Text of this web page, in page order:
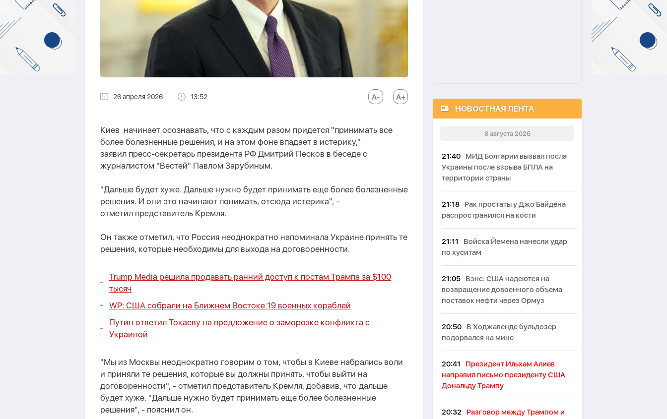
26 апреля 2026 13:52
Киев начинает осознавать, что с каждым разом придется "принимать все
более болезненные решения, и на этом фоне впадает в истерику,"
заявил пресс-секретарь президента РФ Дмитрий Песков в беседе с
журналистом "Вестей" Павлом Зарубиным.
"Дальше будет хуже. Дальше нужно будет принимать еще более болезненные
решения. И они это начинают понимать, отсюда истерика", -
отметил представитель Кремля.
Он также отметил, что Россия неоднократно напоминала Украине принять те
решения, которые необходимы для выхода на договоренности.
Trump Media решила продавать ранний доступ к постам Трампа за $100
тысяч
WP: США собрали на Ближнем Востоке 19 военных кораблей
Путин ответил Токаеву на предложение о заморозке конфликта с
Украиной
"Мы из Москвы неоднократно говорим о том, чтобы в Киеве набрались воли
и приняли те решения, которые вы должны принять, чтобы выйти на
договоренности", - отметил представитель Кремля, добавив, что дальше
будет хуже. "Дальше нужно будет принимать еще более болезненные
решения", - пояснил он.
НОВОСТНАЯ ЛЕНТА
8 августа 2026
21:40
МИД Болгарии вызвал посла
Украины после взрыва БПЛА на
территории страны
21:18
Рак простаты у Джо Байдена
распространился на кости
21:11
Войска Йемена нанесли удар
по хуситам
21:05
Вэнс: США надеются на
возвращение довоенного объема
поставок нефти через Ормуз
20:50
В Ходжавенде бульдозер
подорвался на мине
20:41
Президент Ильхам Алиев
направил письмо президенту США
Дональду Трампу
20:32
Разговор между Трампом и